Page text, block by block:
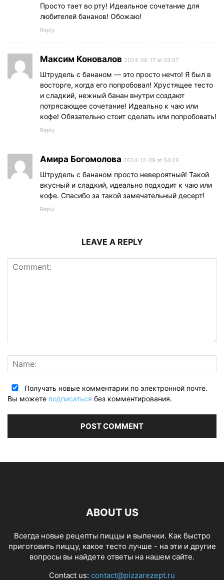
Просто тает во рту! Идеальное сочетание для
любителей бананов! Обожаю!
Reply
Максим Коновалов 2024-08-17 at 03:57
Штрудель с бананом — это просто нечто! Я был в
восторге, когда его попробовал! Хрустящее тесто
и сладкий, нежный банан внутри создают
потрясающее сочетание! Идеально к чаю или
кофе! Обязательно стоит сделать или попробовать!
Reply
Амира Богомолова 2024-12-09 at 04:26
Штрудель с бананом просто невероятный! Такой
вкусный и сладкий, идеально подходит к чаю или
кофе. Спасибо за такой замечательный десерт!
Reply
LEAVE A REPLY
Получать новые комментарии по электронной почте.
Вы можете подписаться без комментирования.
ABOUT US
Всегда новые рецепты пиццы и выпечки. Как быстро
приготовить пиццу, какое тесто лучше - на эти и другие
вопросы вы найдете ответы на нашем сайте.
Contact us: contact@pizzarezept.ru